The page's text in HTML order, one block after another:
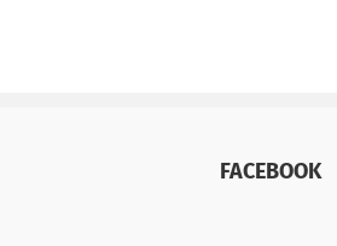
FACEBOOK